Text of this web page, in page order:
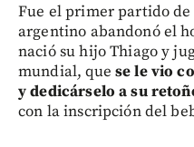
Fue el primer partido de
argentino abandonó el
nació su hijo Thiago y
mundial, que se le vio
y dedicárselo a su
con la inscripción del